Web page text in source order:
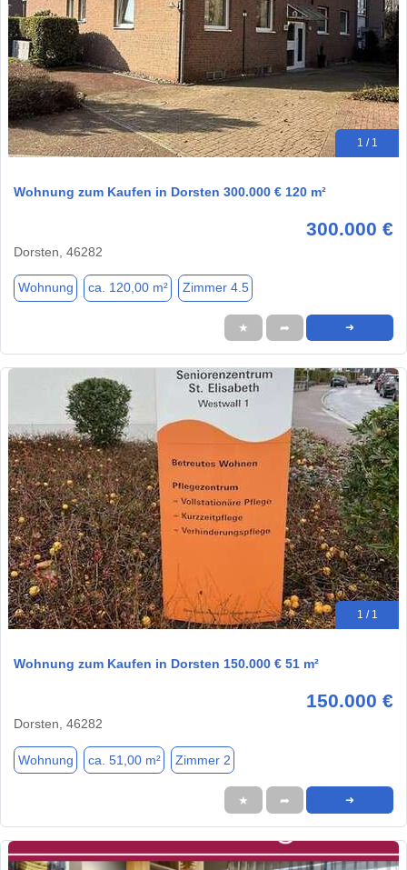
1 / 1
Wohnung zum Kaufen in Dorsten 300.000 € 120 m²
300.000 €
Dorsten, 46282
Wohnung ca. 120,00 m² Zimmer 4.5
★ ➦ ➜
1 / 1
Wohnung zum Kaufen in Dorsten 150.000 € 51 m²
150.000 €
Dorsten, 46282
Wohnung ca. 51,00 m² Zimmer 2
★ ➦ ➜